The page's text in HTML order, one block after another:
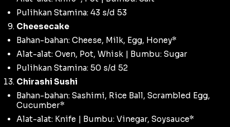
Pulihkan Stamina: 43 s/d 53
Cheesecake
Bahan-bahan: Cheese, Milk, Egg, Honey*
Alat-alat: Oven, Pot, Whisk | Bumbu: Sugar
Pulihkan Stamina: 50 s/d 52
Chirashi Sushi
Bahan-bahan: Sashimi, Rice Ball, Scrambled Egg,
Cucumber*
Alat-alat: Knife | Bumbu: Vinegar, Soysauce*